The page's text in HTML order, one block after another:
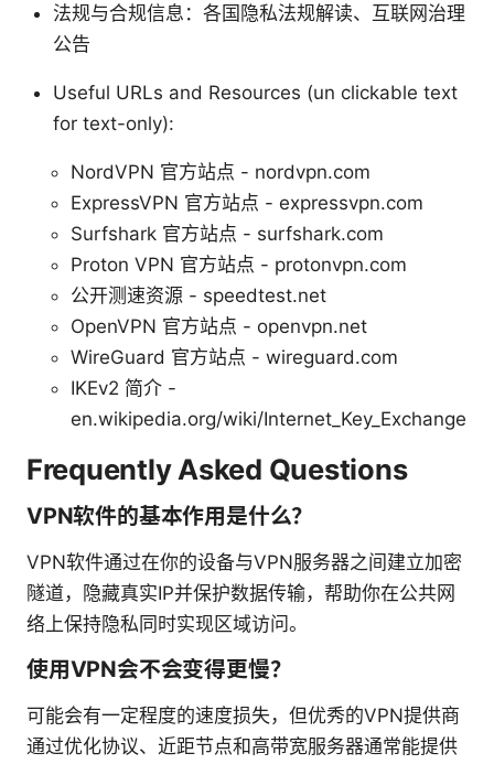
法规与合规信息：各国隐私法规解读、互联网治理
公告
Useful URLs and Resources (un clickable text
for text-only):
NordVPN 官方站点 - nordvpn.com
ExpressVPN 官方站点 - expressvpn.com
Surfshark 官方站点 - surfshark.com
Proton VPN 官方站点 - protonvpn.com
公开测速资源 - speedtest.net
OpenVPN 官方站点 - openvpn.net
WireGuard 官方站点 - wireguard.com
IKEv2 简介 -
en.wikipedia.org/wiki/Internet_Key_Exchange
Frequently Asked Questions
VPN软件的基本作用是什么？
VPN软件通过在你的设备与VPN服务器之间建立加密
隧道，隐藏真实IP并保护数据传输，帮助你在公共网
络上保持隐私同时实现区域访问。
使用VPN会不会变得更慢？
可能会有一定程度的速度损失，但优秀的VPN提供商
通过优化协议、近距节点和高带宽服务器通常能提供